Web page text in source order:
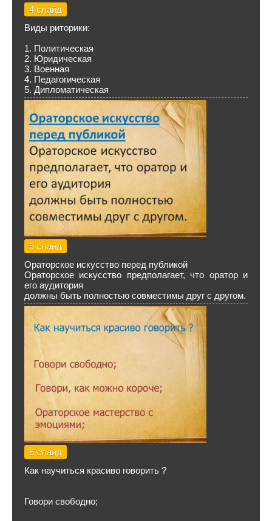
4 слайд
Виды риторики:
1. Политическая
2. Юридическая
3. Военная
4. Педагогическая
5. Дипломатическая
5 слайд
Ораторское искусство перед публикой
Ораторское искусство предполагает, что оратор и
его аудитория
должны быть полностью совместимы друг с другом.
6 слайд
Как научиться красиво говорить ?
Говори свободно;